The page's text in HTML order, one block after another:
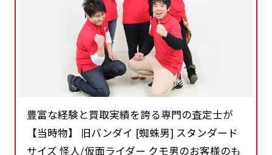
豊富な経験と買取実績を誇る専門の査定士が
【当時物】 旧バンダイ [蜘蛛男] スタンダード
サイズ 怪人/仮面ライダー クモ男のお客様のも